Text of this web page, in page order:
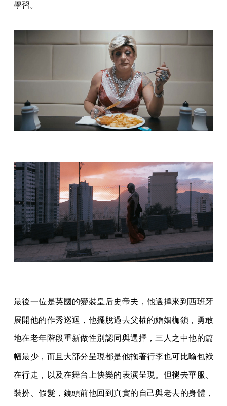
學習。
最後一位是英國的變裝皇后史帝夫，他選擇來到西班牙
展開他的作秀巡迴，他擺脫過去父權的婚姻枷鎖，勇敢
地在老年階段重新做性別認同與選擇，三人之中他的篇
幅最少，而且大部分呈現都是他拖著行李也可比喻包袱
在行走，以及在舞台上快樂的表演呈現。但褪去華服、
裝扮、假髮，鏡頭前他回到真實的自己與老去的身體，